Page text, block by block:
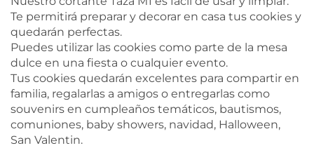
Te permitirá preparar y decorar en casa tus cookies y
quedarán perfectas.
Puedes utilizar las cookies como parte de la mesa
dulce en una fiesta o cualquier evento.
Tus cookies quedarán excelentes para compartir en
familia, regalarlas a amigos o entregarlas como
souvenirs en cumpleaños temáticos, bautismos,
comuniones, baby showers, navidad, Halloween,
San Valentin.